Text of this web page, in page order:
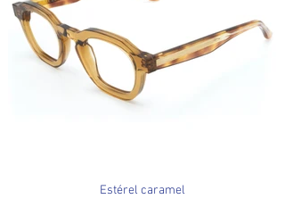
Estérel caramel